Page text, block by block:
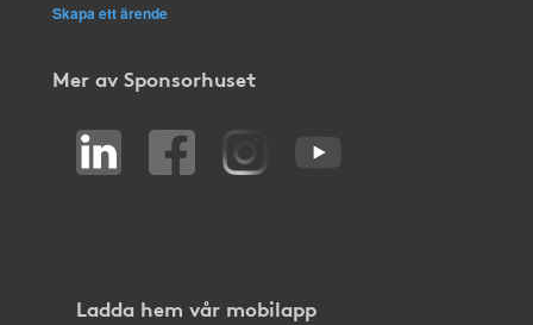
Skapa ett ärende
Mer av Sponsorhuset
Ladda hem vår mobilapp